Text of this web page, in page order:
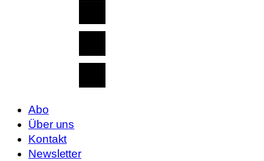
Abo
Über uns
Kontakt
Newsletter